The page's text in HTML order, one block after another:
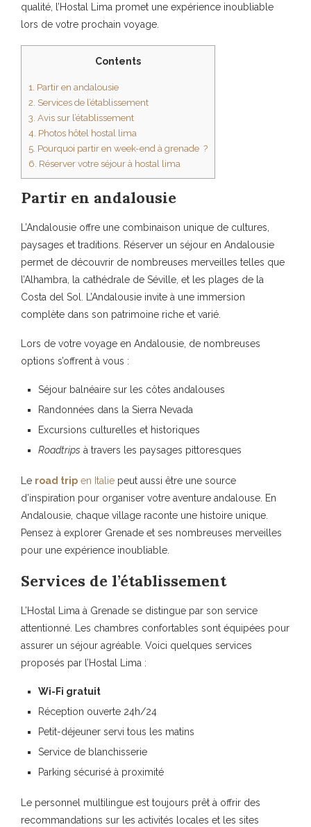
qualité, l’Hostal Lima promet une expérience inoubliable
lors de votre prochain voyage.
Contents
1. Partir en andalousie
2. Services de l’établissement
3. Avis sur l’établissement
4. Photos hôtel hostal lima
5. Pourquoi partir en week-end à grenade ?
6. Réserver votre séjour à hostal lima
Partir en andalousie
L’Andalousie offre une combinaison unique de cultures,
paysages et traditions . Réserver un séjour en Andalousie
permet de découvrir de nombreuses merveilles telles que
l’Alhambra, la cathédrale de Séville, et les plages de la
Costa del Sol
. L’Andalousie invite à une immersion
complète dans son patrimoine riche et varié.
Lors de votre voyage en Andalousie, de nombreuses
options s’offrent à vous :
Séjour balnéaire sur les côtes andalouses
Randonnées dans la Sierra Nevada
Excursions culturelles et historiques
Roadtrips à travers les paysages pittoresques
Le road trip en Italie peut aussi être une source
d’inspiration pour organiser votre aventure andalouse. En
Andalousie, chaque village raconte une histoire unique.
Pensez à explorer Grenade et ses nombreuses merveilles
pour une expérience inoubliable.
Services de l’établissement
L’Hostal Lima à Grenade se distingue par son service
attentionné. Les chambres confortables sont équipées pour
assurer un séjour agréable. Voici quelques services
proposés par l’Hostal Lima :
Wi-Fi gratuit
Réception ouverte 24h/24
Petit-déjeuner servi tous les matins
Service de blanchisserie
Parking sécurisé à proximité
Le personnel multilingue est toujours prêt à offrir des
recommandations sur les activités locales et les sites